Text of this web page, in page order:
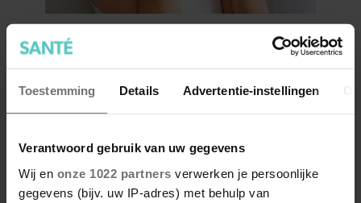
Toestemming Details Advertentie-instellingen
Verantwoord gebruik van uw gegevens
Wij en onze 1022 partners verwerken je persoonlijke
gegevens (bijv. uw IP-adres) met behulp van
Je focus en concentratie
verbeteren met voeding en
supplementen